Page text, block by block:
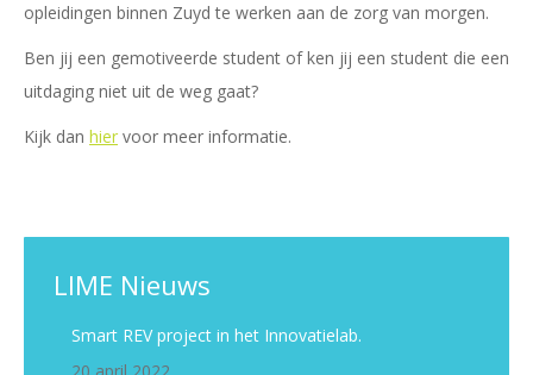
opleidingen binnen Zuyd te werken aan de zorg van morgen.
Ben jij een gemotiveerde student of ken jij een student die een
uitdaging niet uit de weg gaat?
Kijk dan hier voor meer informatie.
LIME Nieuws
Smart REV project in het Innovatielab.